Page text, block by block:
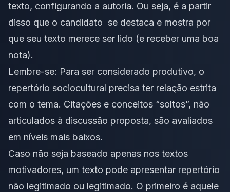
texto, configurando a autoria. Ou seja, é a partir
disso que o candidato se destaca e mostra por
que seu texto merece ser lido (e receber uma boa
nota).
Lembre-se: Para ser considerado produtivo, o
repertório sociocultural precisa ter relação estrita
com o tema. Citações e conceitos “soltos”, não
articulados à discussão proposta, são avaliados
em níveis mais baixos.
Caso não seja baseado apenas nos textos
motivadores, um texto pode apresentar repertório
não legitimado ou legitimado. O primeiro é aquele